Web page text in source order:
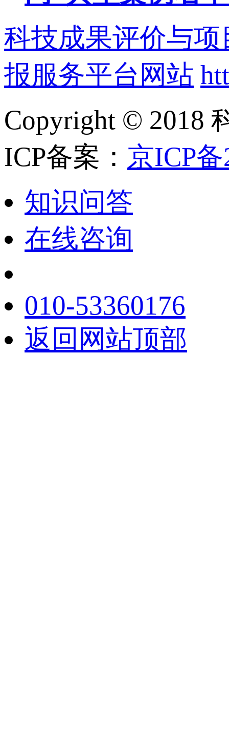
科技成果评价与
报服务平台网站
Copyright © 2018
ICP备案： 京ICP
知识问答
在线咨询
010-53360176
返回网站顶部